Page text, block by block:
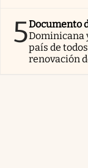
5Documento
Dominicana
país de
renovación